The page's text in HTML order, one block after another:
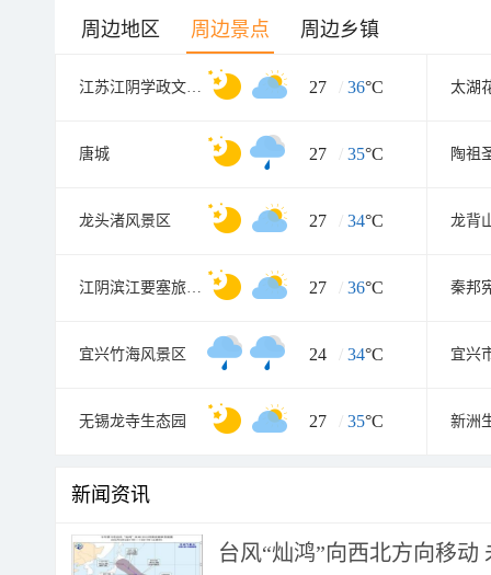
周边地区 周边景点 周边乡镇
江苏江阴学政文化旅游区 27 / 36°C 太湖
唐城 27 / 35°C 陶祖
龙头渚风景区 27 / 34°C 龙背
江阴滨江要塞旅游区 27 / 36°C 秦邦
宜兴竹海风景区 24 / 34°C 宜兴
无锡龙寺生态园 27 / 35°C 新洲
新闻资讯
台风“灿鸿”向西北方向移动